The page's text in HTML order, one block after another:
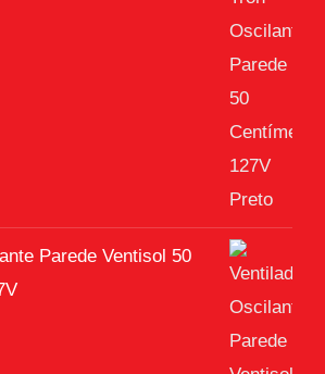
Parede Ventisol 50